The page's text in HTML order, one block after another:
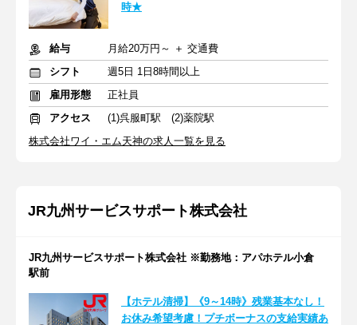
時★
給与
月給20万円～ ＋ 交通費
シフト
週5日 1日8時間以上
雇用形態
正社員
アクセス
(1)呉服町駅 (2)薬院駅
株式会社ワイ・エム天神の求人一覧を見る
JR九州サービスサポート株式会社
JR九州サービスサポート株式会社 ※勤務地：アパホテル小倉
駅前
【ホテル清掃】《9～14時》残業基本なし！
お休み希望考慮！プチボーナスの支給実績あ